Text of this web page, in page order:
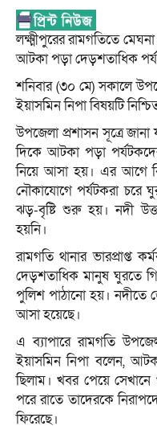
লক্ষ্মীপুরের রামগতিতে
আটকা পড়া দেড়শতাধিক
শনিবার (৩০ মে) সকালে
ইয়াসমিন নিপা বিষয়টি
উপজেলা প্রশাসন সূত্রে
দিকে আটকা পড়া
নিয়ে আসা হয়। এর আগে
নৌকাযোগে পর্যটকরা চরে
ঝড়-বৃষ্টি শুরু হয়। নদী
হয়নি।
রামগতি থানার ভারপ্রাপ্ত
দেড়শতাধিক মানুষ ঘুরতে
পুলিশ পাঠানো হয়। নদীতে
আসা হয়েছে।
এ ব্যাপারে রামগতি
ইয়াসমিন নিপা বলেন,
ছিলাম। খবর পেয়ে
পরে রাতে তাদেরকে
ফিরেছে।